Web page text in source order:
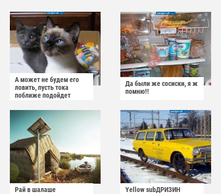
А может не будем его
ловить, пусть тока
поближе подойдет
Да были же сосиски, я ж
помню!!
Рай в шалаше Yellow subДРИЗИН